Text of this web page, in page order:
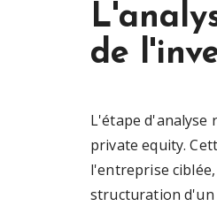
de
L'étape d'analyse
private equity.
l'entreprise
structuration d'un